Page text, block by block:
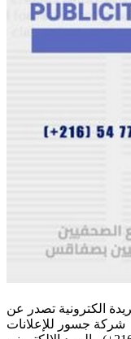
الكترونية تصدر عن
شركة جسور للإعلانات